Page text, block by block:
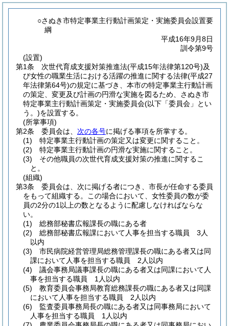
○さぬき市特定事業主行動計画策定・実施委員会設置要
綱
平成16年9月8日
訓令第9号
(設置)
第1条
次世代育成支援対策推進法(平成15年法律第120号)及
び女性の職業生活における活躍の推進に関する法律(平成27
年法律第64号)の規定に基づき、本市の特定事業主行動計画
の策定、変更及び計画の円滑な実施を図るため、さぬき市
特定事業主行動計画策定・実施委員会(以下「委員会」とい
う。)を設置する。
(所掌事項)
第2条
委員会は、 次の各号に掲げる事項を所掌する。
(1)
特定事業主行動計画の策定又は変更に関すること。
(2)
特定事業主行動計画の円滑な実施に関すること。
(3)
その他職員の次世代育成支援対策の推進に関するこ
と。
(組織)
第3条
委員会は、次に掲げる者につき、市長が任命する委員
をもって組織する。
この場合において、女性委員の数が委
員の2分の1以上の数となるように配慮しなければならな
い。
(1)
総務部秘書広報課長の職にある者
(2)
総務部秘書広報課において人事を担当する職員 3人
以内
(3)
市民病院経営管理局総務管理課長の職にある者又は同
課において人事を担当する職員 2人以内
(4)
議会事務局議事課長の職にある者又は同課において人
事を担当する職員 1人以内
(5)
教育委員会事務局教育総務課長の職にある者又は同課
において人事を担当する職員 2人以内
(6)
監査委員事務局長の職にある者又は同事務局において
人事を担当する職員 1人以内